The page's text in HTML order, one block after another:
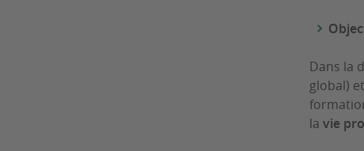
Dans la
global)
la vie